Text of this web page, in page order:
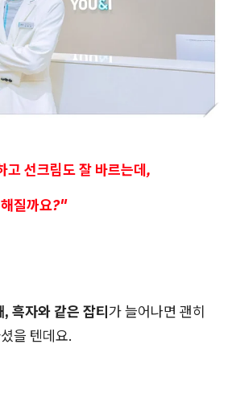
고 선크림도 잘 바르는데,
질까요?"
흑자와 같은 잡티가 늘어나면 괜히
을 텐데요.